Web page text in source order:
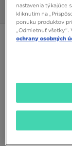
Obrázky
VANS OLD SKOOL
Čierna
nastavenia týkajúce
kliknutím na
ponuku produktov
„Odmietnuť všetky”.
ochrany osobných